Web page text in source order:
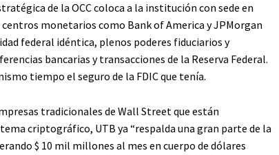
de la OCC coloca a la institución con sede en
monetarios como Bank of America y JPMorgan
federal idéntica, plenos poderes fiduciarios y
bancarias y transacciones de la Reserva Federal.
tiempo el seguro de la FDIC que tenía.
tradicionales de Wall Street que están
criptográfico, UTB ya “respalda una gran parte de la
$ 10 mil millones al mes en cuerpo de dólares